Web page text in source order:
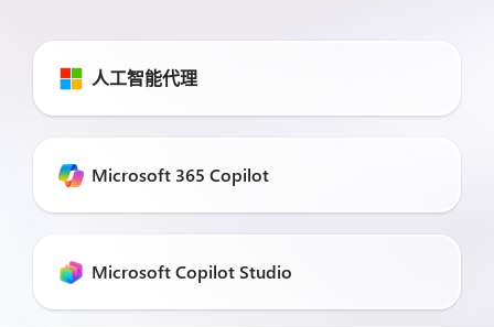
人工智能代理
Microsoft 365 Copilot
Microsoft Copilot Studio